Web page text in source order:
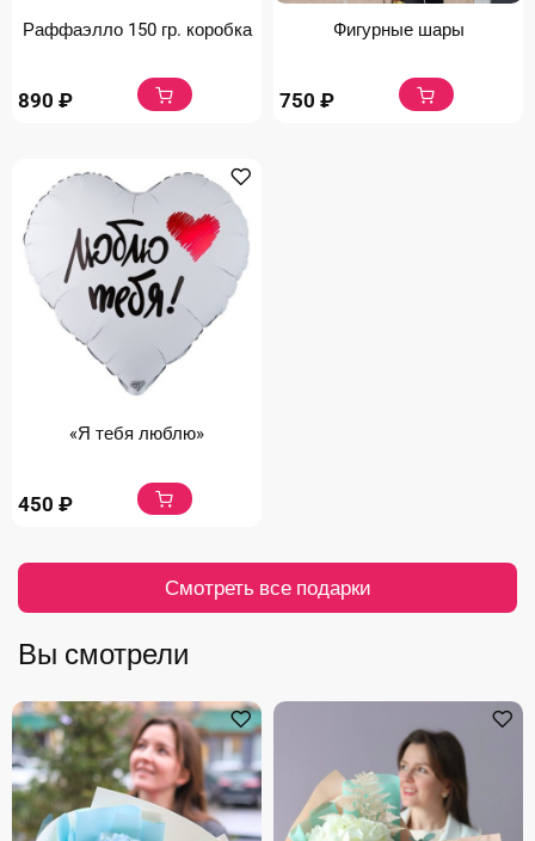
Раффаэлло 150 гр. коробка
890 ₽
Фигурные шары
750 ₽
«Я тебя люблю»
450 ₽
Смотреть все подарки
Вы смотрели